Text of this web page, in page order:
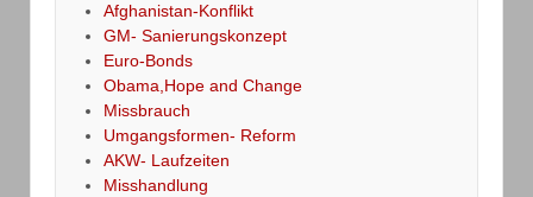
Afghanistan-Konflikt
GM- Sanierungskonzept
Euro-Bonds
Obama,Hope and Change
Missbrauch
Umgangsformen- Reform
AKW- Laufzeiten
Misshandlung